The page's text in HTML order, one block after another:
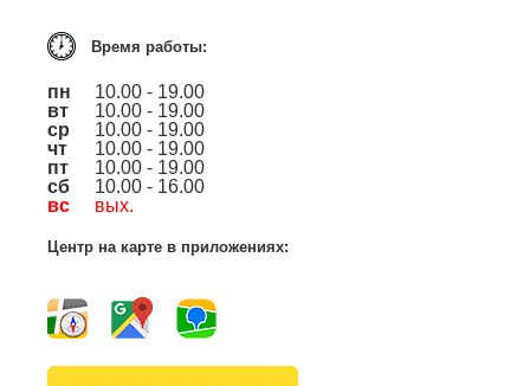
Время работы:
пн
10.00 - 19.00
вт
10.00 - 19.00
ср
10.00 - 19.00
чт
10.00 - 19.00
пт
10.00 - 19.00
сб
10.00 - 16.00
вс
вых.
Центр на карте в приложениях: